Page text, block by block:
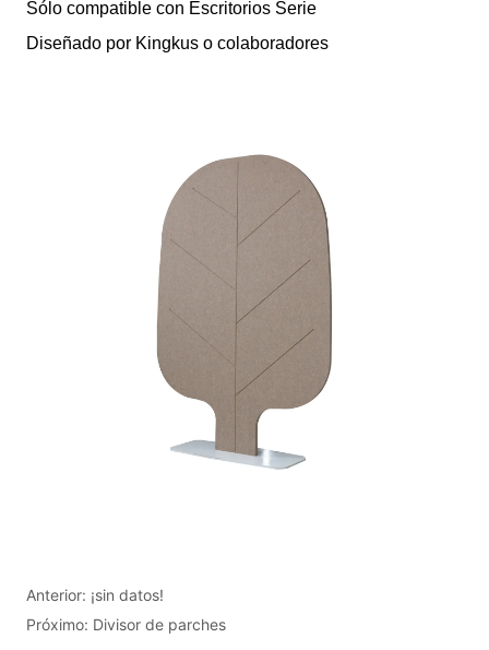
Anterior: ¡sin datos!
Próximo: Divisor de parches